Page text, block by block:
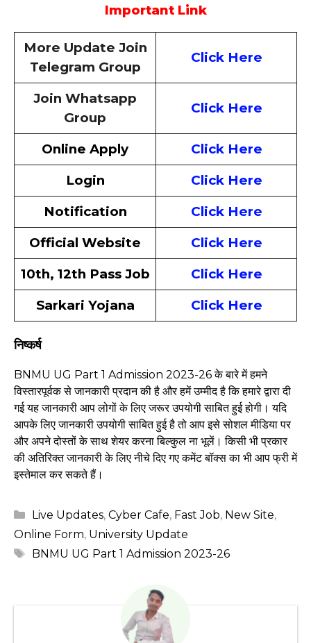
Important Link
More Update Join
Telegram Group
Click Here
Join Whatsapp
Group
Click Here
Online Apply
Click Here
Login
Click Here
Notification
Click Here
Official Website
Click Here
10th, 12th Pass Job
Click Here
Sarkari Yojana
Click Here
निष्कर्ष
BNMU UG Part 1 Admission 2023-26 के बारे में हमने
विस्तारपूर्वक से जानकारी प्रदान की है और हमें उम्मीद है कि हमारे द्वारा दी
गई यह जानकारी आप लोगों के लिए जरूर उपयोगी साबित हुई होगी। यदि
आपके लिए जानकारी उपयोगी साबित हुई है तो आप इसे सोशल मीडिया पर
और अपने दोस्तों के साथ शेयर करना बिल्कुल ना भूलें। किसी भी प्रकार
की अतिरिक्त जानकारी के लिए नीचे दिए गए कमेंट बॉक्स का भी आप फ्री में
इस्तेमाल कर सकते हैं।
Categories
Live Updates, Cyber Cafe, Fast Job, New Site,
Online Form, University Update
Tags
BNMU UG Part 1 Admission 2023-26